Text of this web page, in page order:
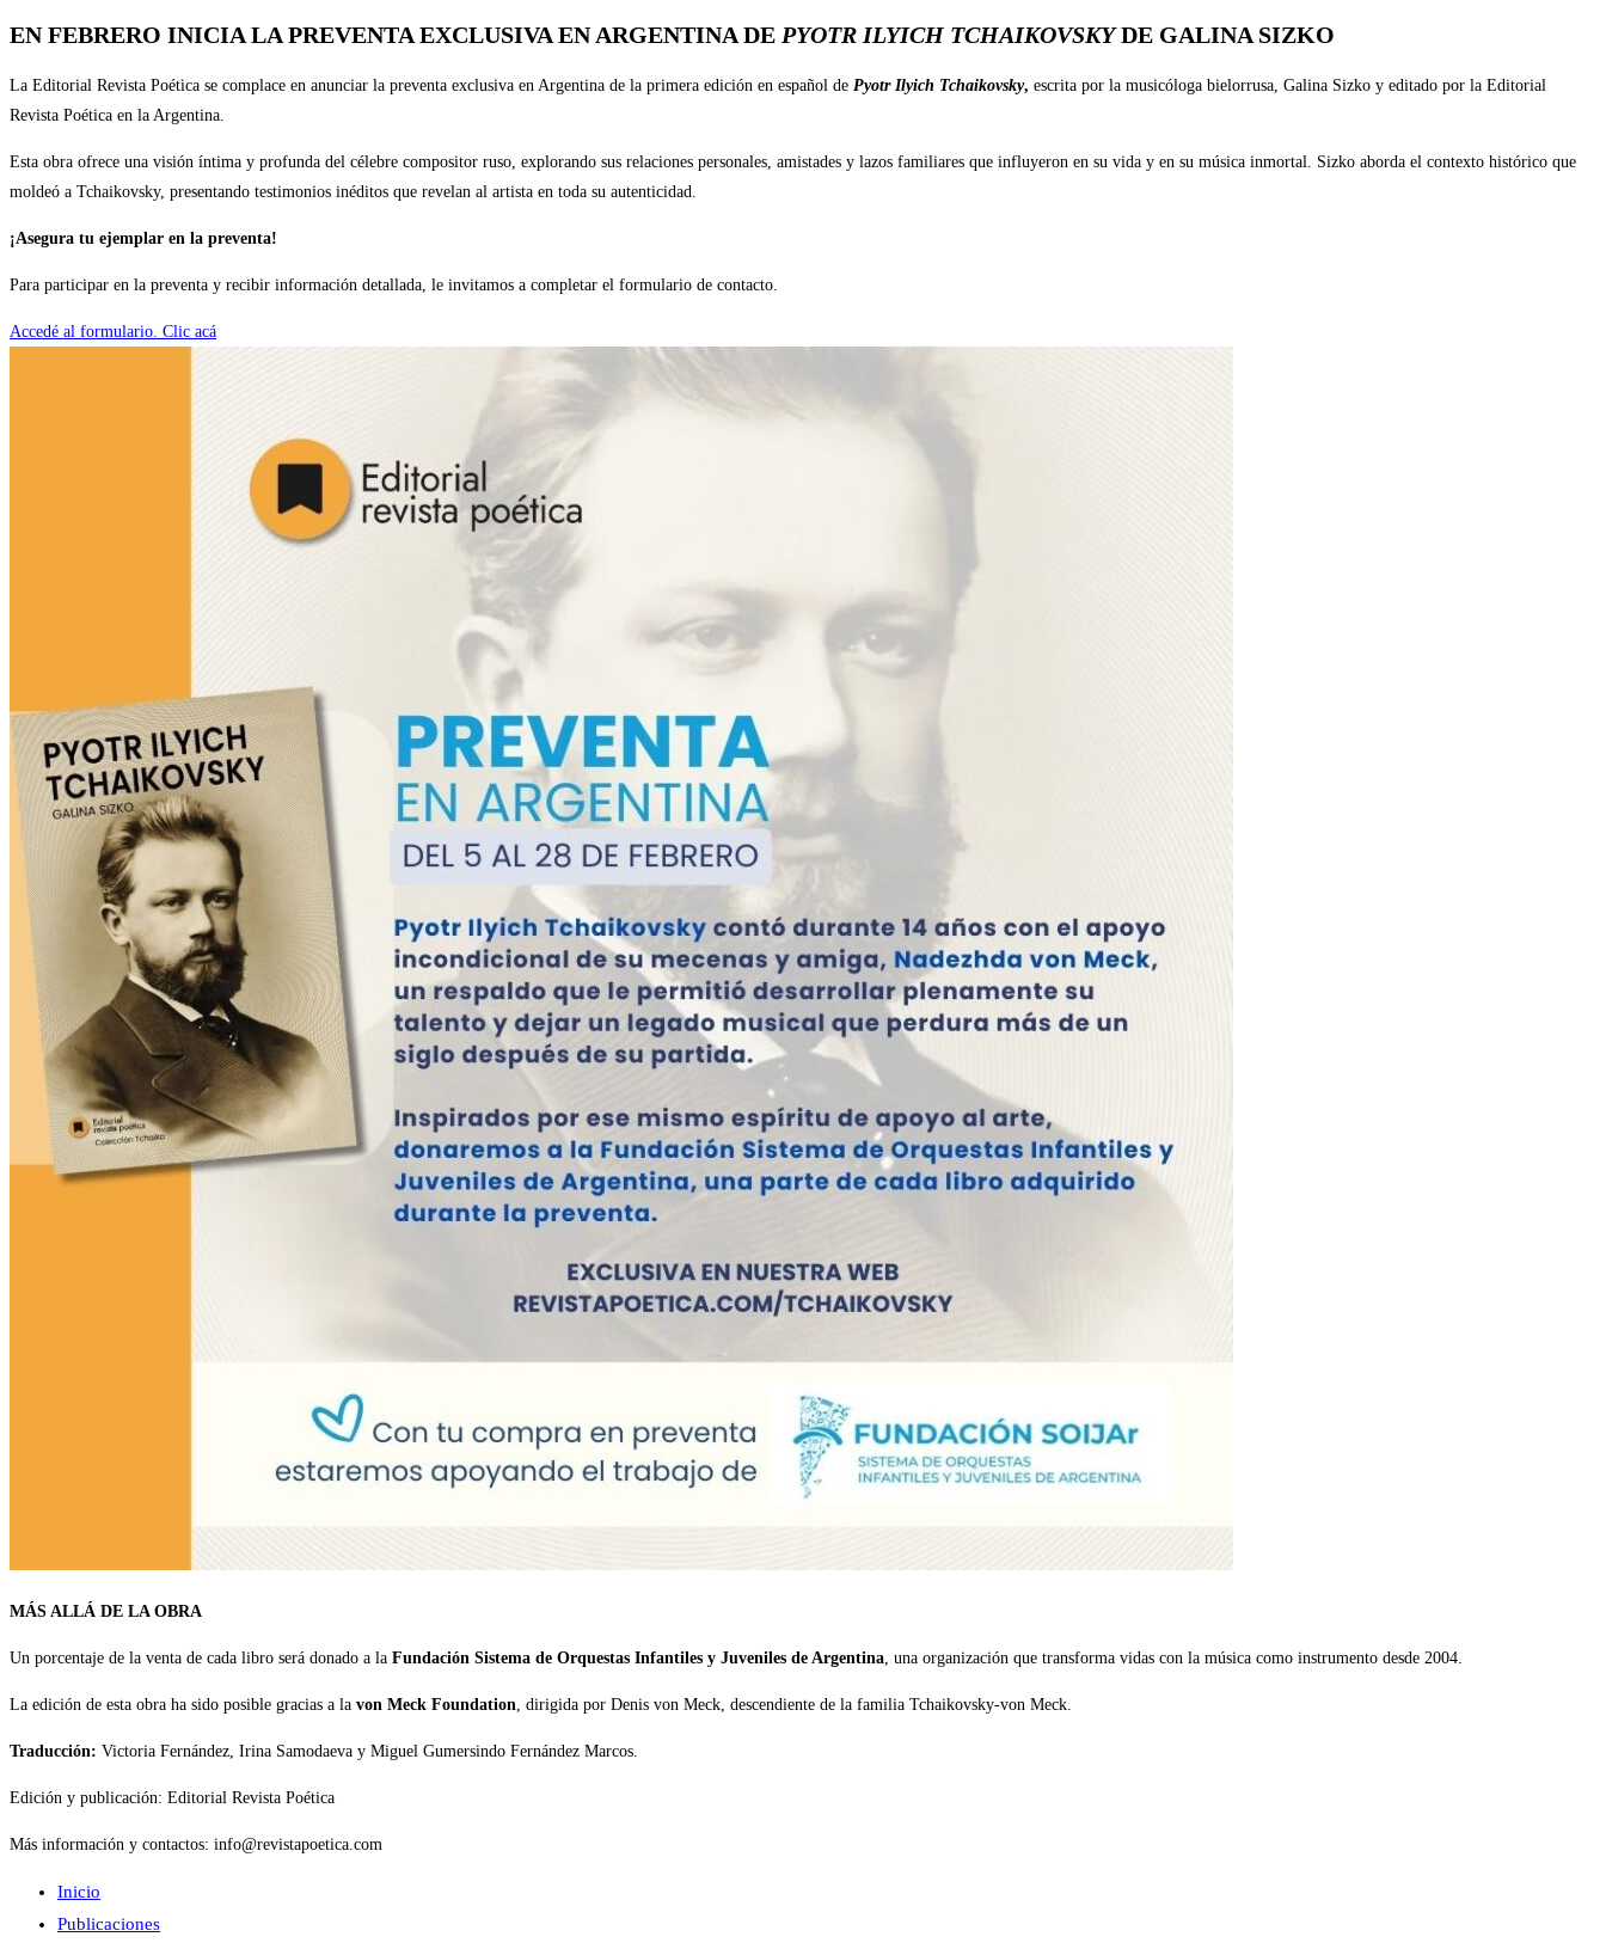
EN FEBRERO INICIA LA PREVENTA EXCLUSIVA EN ARGENTINA DE PYOTR ILYICH TCHAIKOVSKYDE GALINA SIZKO
La Editorial Revista Poética se complace en anunciar la preventa exclusiva en Argentina de la primera edición en español de Pyotr Ilyich Tchaikovsky, escrita por la musicóloga bielorrusa, Galina Sizko y editado por la Editorial
Revista Poética en la Argentina.
Esta obra ofrece una visión íntima y profunda del célebre compositor ruso, explorando sus relaciones personales, amistades y lazos familiares que influyeron en su vida y en su música inmortal. Sizko aborda el contexto histórico que
moldeó a Tchaikovsky, presentando testimonios inéditos que revelan al artista en toda su autenticidad.
¡Asegura tu ejemplar en la preventa!
Para participar en la preventa y recibir información detallada, le invitamos a completar el formulario de contacto.
Accedé al formulario. Clic acá
MÁS ALLÁ DE LA OBRA
Un porcentaje de la venta de cada libro será donado a la Fundación Sistema de Orquestas Infantiles y Juveniles de Argentina, una organización que transforma vidas con la música como instrumento desde 2004.
La edición de esta obra ha sido posible gracias a la von Meck Foundation, dirigida por Denis von Meck, descendiente de la familia Tchaikovsky-von Meck.
Traducción: Victoria Fernández, Irina Samodaeva y Miguel Gumersindo Fernández Marcos.
Edición y publicación: Editorial Revista Poética
Más información y contactos: info@revistapoetica.com
Inicio
Publicaciones